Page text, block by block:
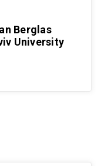
Berglas
University